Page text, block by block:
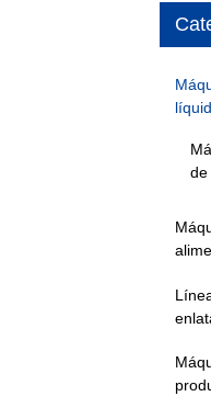
de